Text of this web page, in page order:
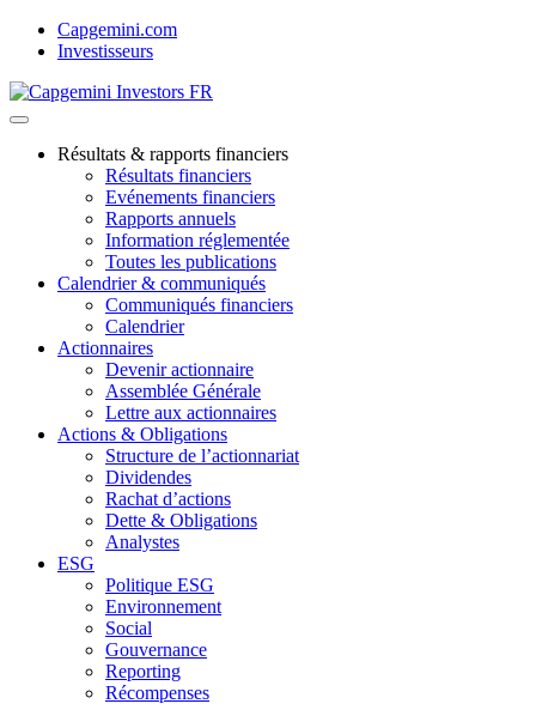
Skip
Capgemini.com
Investisseurs
Résultats & rapports financiers
Résultats financiers
Evénements financiers
Rapports annuels
Information réglementée
Toutes les publications
Calendrier & communiqués
Communiqués financiers
Calendrier
Actionnaires
Devenir actionnaire
Assemblée Générale
Lettre aux actionnaires
Actions & Obligations
Structure de l’actionnariat
Dividendes
Rachat d’actions
Dette & Obligations
Analystes
ESG
Politique ESG
Environnement
Social
Gouvernance
Reporting
Récompenses